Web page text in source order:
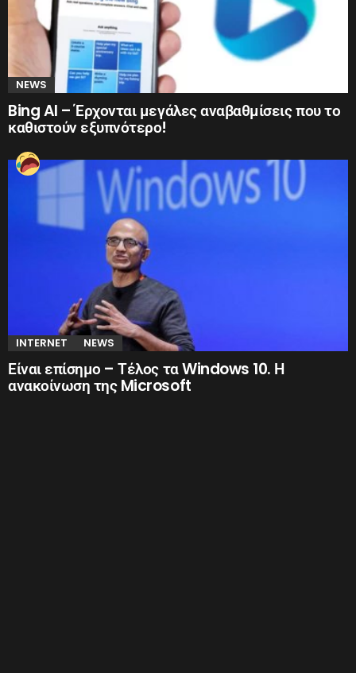
NEWS
Bing AI – Έρχονται μεγάλες αναβαθμίσεις που το
καθιστούν εξυπνότερο!
INTERNET NEWS
Είναι επίσημο – Τέλος τα Windows 10. Η
ανακοίνωση της Microsoft